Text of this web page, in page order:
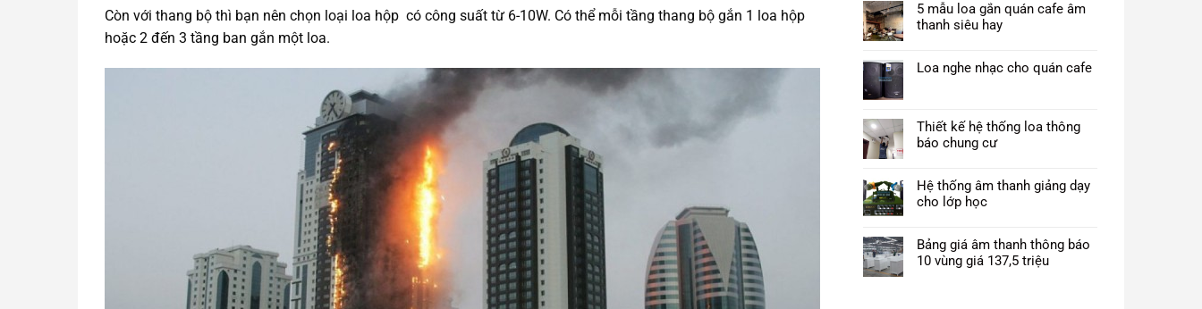
Còn với thang bộ thì bạn nên chọn loại loa hộp có công suất từ 6-10W. Có thể mỗi tầng thang bộ gắn 1 loa hộp
hoặc 2 đến 3 tầng ban gắn một loa.
5 mẫu loa gắn quán cafe âm
thanh siêu hay
Loa nghe nhạc cho quán cafe
Thiết kế hệ thống loa thông
báo chung cư
Hệ thống âm thanh giảng dạy
cho lớp học
Bảng giá âm thanh thông báo
10 vùng giá 137,5 triệu